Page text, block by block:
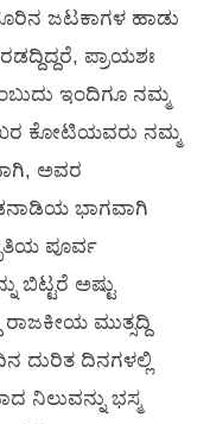
ಜಟಕಾಗಳ ಹಾಡು
ಪ್ರಾಯಶಃ
ಇಂದಿಗೂ ನಮ್ಮ
ಕೋಟಿಯವರು ನಮ್ಮ
ಅವರ
ಭಾಗವಾಗಿ
ಪೂರ್ವ
ಅಷ್ಟು
ಮುತ್ಸದ್ದಿ
ದುರಿತ ದಿನಗಳಲ್ಲಿ
ಭಸ್ಮ